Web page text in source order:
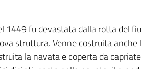
1449 fu devastata dalla rotta del
struttura. Venne costruita
la navata e coperta da